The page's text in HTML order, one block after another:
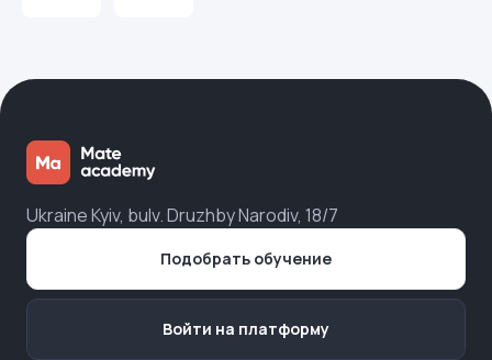
Ukraine Kyiv, bulv. Druzhby Narodiv, 18/7
Подобрать обучение
Войти на платформу